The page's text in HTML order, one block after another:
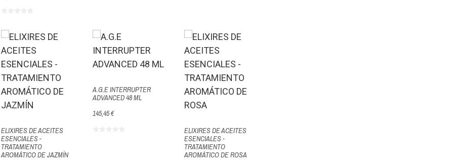
ELIXIRES DE ACEITES
ESENCIALES -
TRATAMIENTO
AROMÁTICO DE JAZMÍN
A.G.E INTERRUPTER
ADVANCED 48 ML
145,45 €
ELIXIRES DE ACEITES
ESENCIALES -
TRATAMIENTO
AROMÁTICO DE ROSA